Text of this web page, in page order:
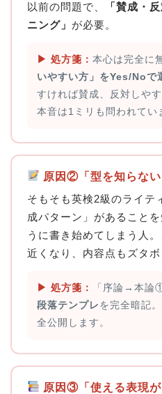
以前の問題で、
「賛成・
ニング」 が必要。
▶︎ 処方箋： 本心は完全に
いやすい方」をYes/Noで
すければ賛成、反対しや
本音は1ミリも問われてい
原因②「型を知らない
そもそも英検2級のライテ
成パターン」があること
うに書き始めてしまう人
近くなり、内容点もズタボ
▶︎ 処方箋： 「序論→本
段落テンプレを完全暗記
全公開します。
原因③「使える表現